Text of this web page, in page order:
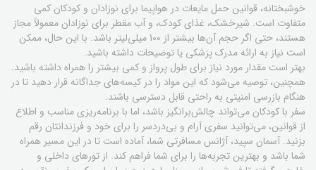
خوشبختانه، قوانین حمل مایعات در هواپیما برای نوزادان و کودکان کمی
متفاوت است. شیرخشک، غذای کودک، و آب مقطر برای نوزادان معمولاً مجاز
هستند، حتی اگر حجم آن‌ها بیشتر از 100 میلی‌لیتر باشد. با این حال، ممکن
است نیاز به ارائه مدرک پزشکی یا توضیحات داشته باشید.
بهتر است مقدار مورد نیاز برای طول پرواز و کمی بیشتر را همراه داشته باشید.
همچنین، توصیه می‌شود که این مواد را در کیسه‌های جداگانه قرار دهید تا در
هنگام بازرسی امنیتی به راحتی قابل دسترسی باشند.
سفر با کودکان می‌تواند چالش‌برانگیز باشد، اما با برنامه‌ریزی مناسب و اطلاع
از قوانین، می‌توانید سفری آرام و بی‌دردسر را برای خود و فرزندانتان رقم
بزنید. آسمان سپید، آژانس مسافرتی شما، آماده است تا در این مسیر همراه
شما باشد و بهترین تجربه‌ها را برای شما فراهم کند. از تورهای داخلی و